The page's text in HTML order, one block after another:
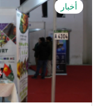
أخبار